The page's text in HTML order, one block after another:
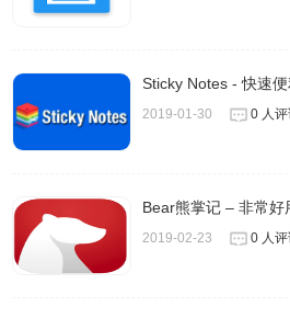
提供了日记、联系人、每日回顾、
等模板，方便大家的使用。
Sticky Notes - 快速
2019-01-30 0 人
Bear熊掌记 – 非常好
2019-02-23 0 人